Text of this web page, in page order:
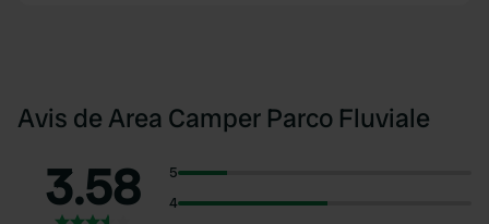
Avis de Area Camper Parco Fluviale
3.58
5
4